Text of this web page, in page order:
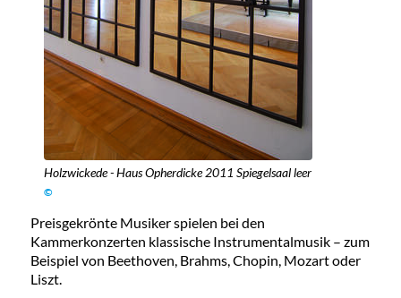
Holzwickede - Haus Opherdicke 2011 Spiegelsaal leer
©
Preisgekrönte Musiker spielen bei den
Kammerkonzerten klassische Instrumentalmusik – zum
Beispiel von Beethoven, Brahms, Chopin, Mozart oder
Liszt.